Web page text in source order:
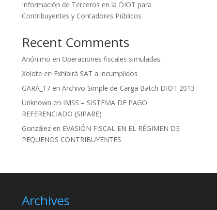
Información de Terceros en la DIOT para
Contribuyentes y Contadores Públicos
Recent Comments
Anónimo en Operaciones fiscales simuladas.
Xolote en Exhibirá SAT a incumplidos
GARA_17en Archivo Simple de Carga Batch DIOT 2013
Unknown en IMSS – SISTEMA DE PAGO
REFERENCIADO (SIPARE)
Gonzálezen EVASIÓN FISCAL EN EL RÉGIMEN DE
PEQUEÑOS CONTRIBUYENTES
Archives